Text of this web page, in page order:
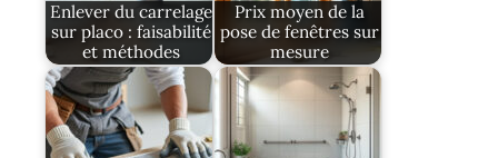
Enlever du carrelage
sur placo : faisabilité
et méthodes
Prix moyen de la
pose de fenêtres sur
mesure